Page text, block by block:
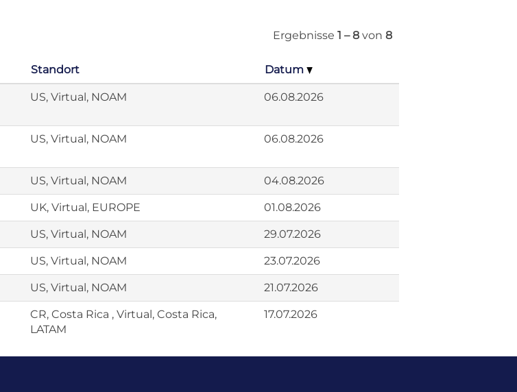
Ergebnisse 1 – 8 von 8
Standort Datum
US, Virtual, NOAM 06.08.2026
US, Virtual, NOAM 06.08.2026
US, Virtual, NOAM 04.08.2026
UK, Virtual, EUROPE 01.08.2026
US, Virtual, NOAM 29.07.2026
US, Virtual, NOAM 23.07.2026
US, Virtual, NOAM 21.07.2026
CR, Costa Rica , Virtual, Costa Rica,
LATAM
17.07.2026